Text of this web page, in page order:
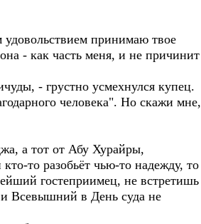
удовольствием принимаю твое
- как часть меня, и не причинит
- грустно усмехнулся купец.
человека". Но скажи мне,
а тот от Абу Хурайры,
то разобьёт чью-то надежду, то
гостеприимец, не встретишь
и Всевышний в День суда не